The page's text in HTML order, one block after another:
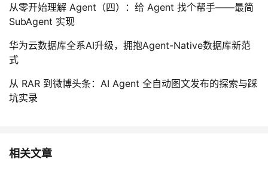
从零开始理解 Agent（四）：给 Agent 找个帮手——最简
SubAgent 实现
华为云数据库全系AI升级，拥抱Agent-Native数据库新范
式
从 RAR 到微博头条：AI Agent 全自动图文发布的探索与踩
坑实录
相关文章